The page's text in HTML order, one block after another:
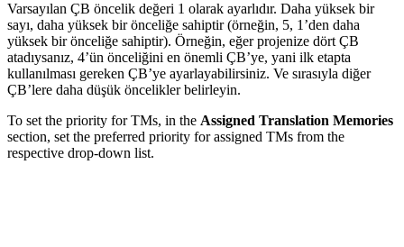
Varsayılan ÇB öncelik değeri 1 olarak ayarlıdır. Daha yüksek bir
sayı, daha yüksek bir önceliğe sahiptir (örneğin, 5, 1’den daha
yüksek bir önceliğe sahiptir). Örneğin, eğer projenize dört ÇB
atadıysanız, 4’ün önceliğini en önemli ÇB’ye, yani ilk etapta
kullanılması gereken ÇB’ye ayarlayabilirsiniz. Ve sırasıyla diğer
ÇB’lere daha düşük öncelikler belirleyin.
To set the priority for TMs, in the Assigned Translation Memories
section, set the preferred priority for assigned TMs from the
respective drop-down list.